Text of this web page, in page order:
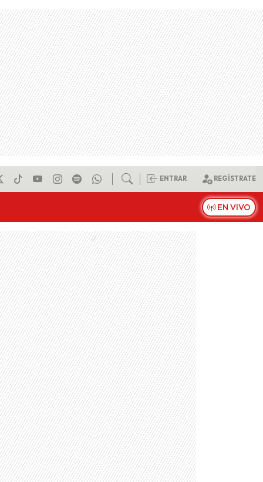
ENTRAR REGÍSTRATE
EN VIVO